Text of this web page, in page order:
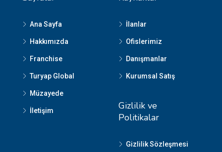
Ana Sayfa
Hakkımızda
Franchise
Turyap Global
Müzayede
İletişim
İlanlar
Ofislerimiz
Danışmanlar
Kurumsal Satış
Gizlilik ve
Politikalar
Gizlilik Sözleşmesi